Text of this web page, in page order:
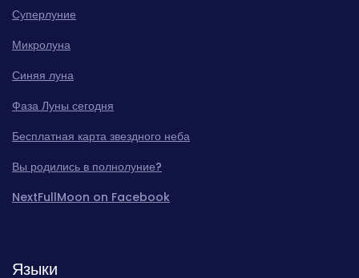
Суперлуние
Микролуна
Синяя луна
Фаза Луны сегодня
Бесплатная карта звездного неба
Вы родились в полнолуние?
NextFullMoon on Facebook
Языки